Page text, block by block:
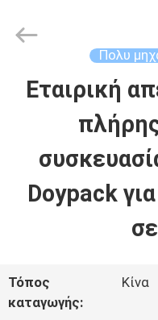
ΣΠΊΤΙ
ΠΡΟΪΌΝΤΑ
ΣΧΕΤΙΚΆ
ΕΜΆΣ
Chic
Machinery
Πολυ
Εταιρική
Doypack
Τόπος
καταγωγής:
Κίνα